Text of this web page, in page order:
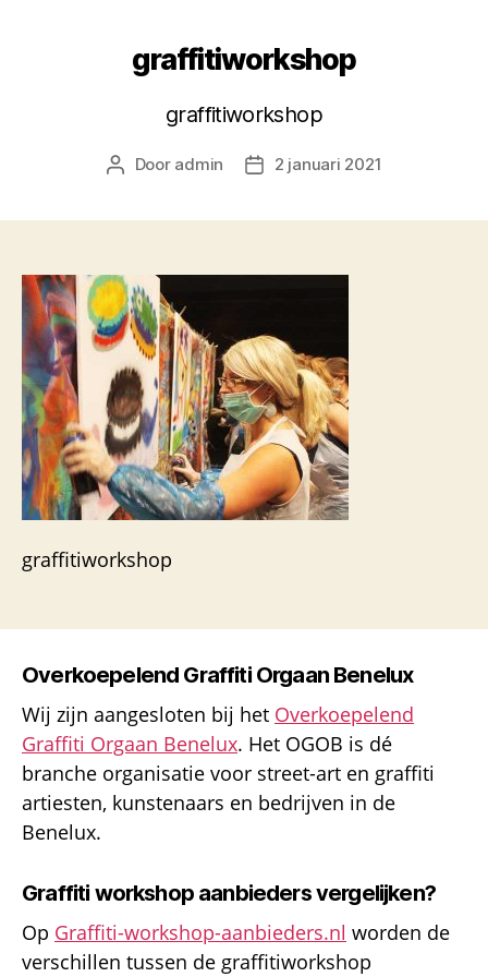
graffitiworkshop
graffitiworkshop
Berichtauteur
Door admin Berichtdatum
2 januari 2021
graffitiworkshop
Overkoepelend Graffiti Orgaan Benelux
Wij zijn aangesloten bij het Overkoepelend
Graffiti Orgaan Benelux. Het OGOB is dé
branche organisatie voor street-art en graffiti
artiesten, kunstenaars en bedrijven in de
Benelux.
Graffiti workshop aanbieders vergelijken?
Op Graffiti-workshop-aanbieders.nl worden de
verschillen tussen de graffitiworkshop